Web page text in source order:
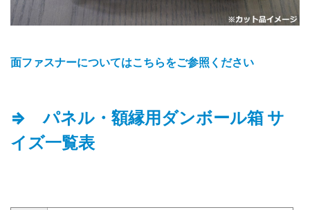
面ファスナーについてはこちらをご参照ください
⇒ パネル・額縁用ダンボール箱 サ
イズ一覧表